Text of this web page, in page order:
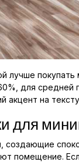
лучше
для
акцент на
для
помещение.